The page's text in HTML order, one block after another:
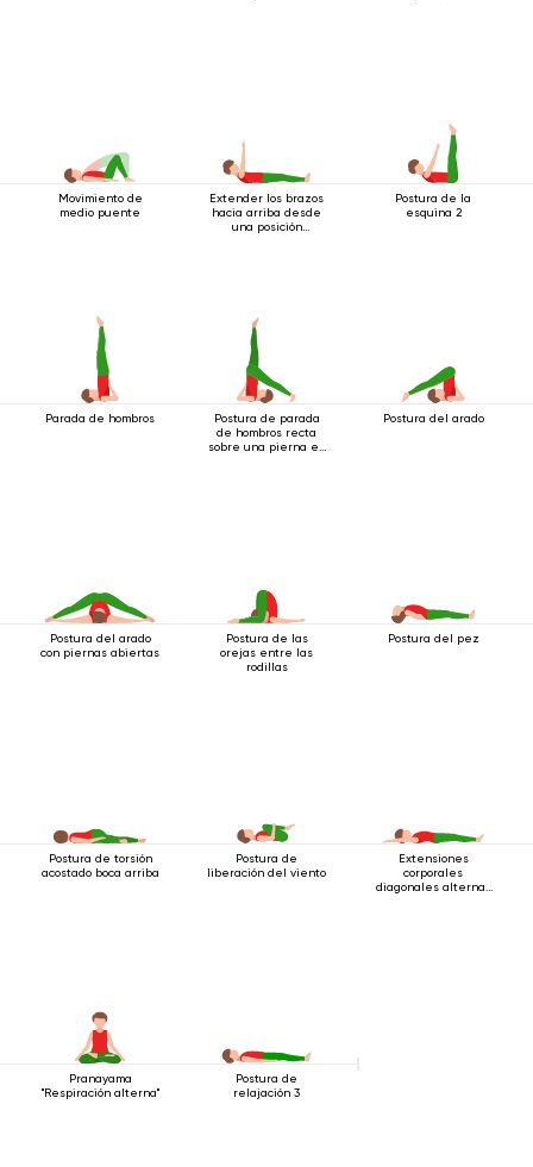
Movimiento de
medio puente
Extender los brazos
hacia arriba desde
una posición
Postura de la
esquina 2
Parada de hombros
Postura de parada
de hombros recta
sobre una pierna en
Postura del arado
Postura del arado
con piernas abiertas
Postura de las
orejas entre las
rodillas
Postura del pez
Postura de torsión
acostado boca arriba
Postura de
liberación del viento
Extensiones
corporales
diagonales alternas
Pranayama
"Respiración alterna"
Postura de
relajación 3